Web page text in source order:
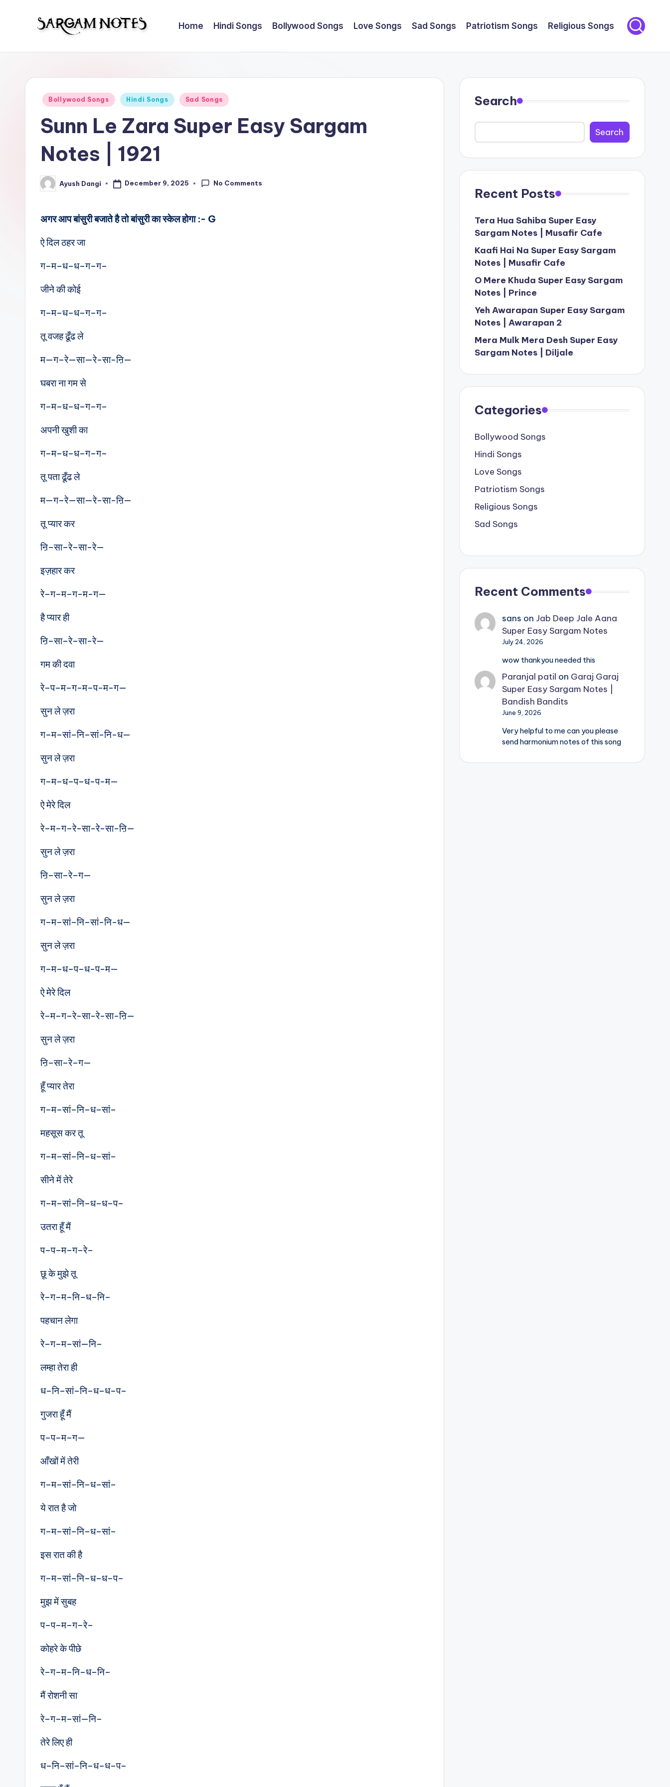
contentS
N
of
Sargam
Notes
Home Hindi Songs Bollywood Songs Love Songs Sad Songs Patriotism Songs Religious Songs
Posted
Bollywood Songs Hindi Songs Sad Songs
Sunn Le Zara Super Easy Sargam
Notes | 1921
Posted
by
Ayush Dangi December 9, 2025 No Comments
अगर आप बांसुरी बजाते है तो बांसुरी का स्केल होगा :- G
ऐ दिल ठहर जा
ग–म–ध–ध–ग–ग–
जीने की कोई
ग–म–ध–ध–ग–ग–
तू वजह ढूँढ ले
म—ग–रे—सा—रे-सा-ऩि—
घबरा ना गम से
ग–म–ध–ध–ग–ग–
अपनी खुशी का
ग–म–ध–ध–ग–ग–
तू पता ढूँढ ले
म—ग–रे—सा—रे-सा-ऩि—
तू प्यार कर
ऩि–सा–रे–सा-रे—
इज़हार कर
रे–ग–म–ग-म-ग—
है प्यार ही
ऩि–सा–रे–सा-रे—
गम की दवा
रे–प–म–ग-म–प-म-ग—
सुन ले ज़रा
ग–म–सां–नि–सां-नि-ध—
सुन ले ज़रा
ग–म–ध–प–ध-प-म—
ऐ मेरे दिल
रे–म–ग–रे-सा-रे-सा-ऩि—
सुन ले ज़रा
ऩि–सा–रे–ग—
सुन ले ज़रा
ग–म–सां–नि–सां-नि-ध—
सुन ले ज़रा
ग–म–ध–प–ध-प-म—
ऐ मेरे दिल
रे–म–ग–रे-सा-रे-सा-ऩि—
सुन ले ज़रा
ऩि–सा–रे–ग—
हूँ प्यार तेरा
ग–म–सां–नि–ध–सां–
महसूस कर तू
ग–म–सां–नि–ध–सां–
सीने में तेरे
ग–म–सां–नि–ध–ध–प–
उतरा हूँ मैं
प–प–म–ग–रे–
छू के मुझे तू
रे–ग–म–नि–ध–नि–
पहचान लेगा
रे–ग–म–सां—नि–
लम्हा तेरा ही
ध–नि–सां–नि–ध–ध–प–
गुजरा हूँ मैं
प–प–म–ग—
आँखों में तेरी
ग–म–सां–नि–ध–सां–
ये रात है जो
ग–म–सां–नि–ध–सां–
इस रात की है
ग–म–सां–नि–ध–ध–प–
मुझ में सुबह
प–प–म–ग–रे–
कोहरे के पीछे
रे–ग–म–नि–ध–नि–
मैं रोशनी सा
रे–ग–म–सां—नि–
तेरे लिए ही
ध–नि–सां–नि–ध–ध–प–
Search
Search
Recent Posts
Tera Hua Sahiba Super Easy
Sargam Notes | Musafir Cafe
Kaafi Hai Na Super Easy Sargam
Notes | Musafir Cafe
O Mere Khuda Super Easy Sargam
Notes | Prince
Yeh Awarapan Super Easy Sargam
Notes | Awarapan 2
Mera Mulk Mera Desh Super Easy
Sargam Notes | Diljale
Categories
Bollywood Songs
Hindi Songs
Love Songs
Patriotism Songs
Religious Songs
Sad Songs
Recent Comments
sans on Jab Deep Jale Aana
Super Easy Sargam Notes
July 24, 2026
wow thankyou needed this
Paranjal patil on Garaj Garaj
Super Easy Sargam Notes |
Bandish Bandits
June 9, 2026
Very helpful to me can you please
send harmonium notes of this song